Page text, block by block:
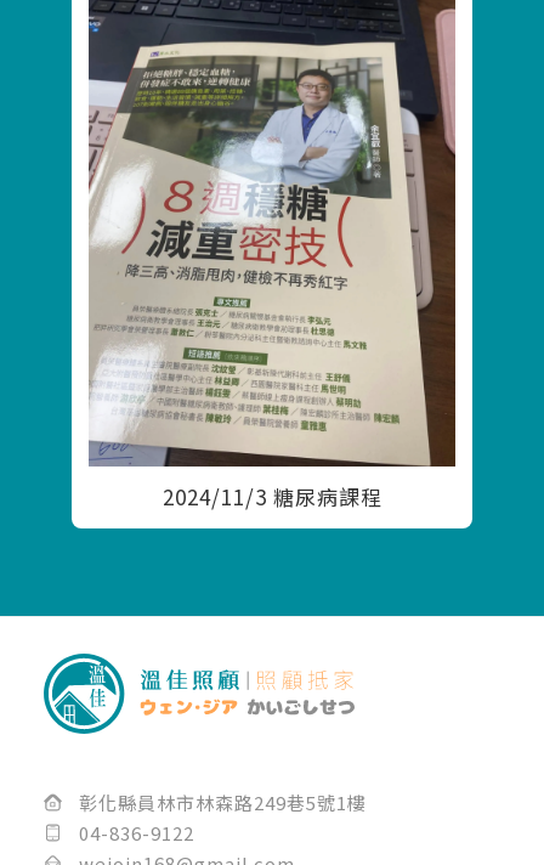
2024/11/3 糖尿病課程
04-836-9122
彰化縣員林市林森路249巷5號1樓